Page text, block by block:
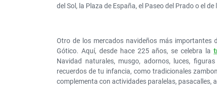
del Sol, la Plaza de España, el Paseo del Prado o el de
Otro de los mercados navideños más importantes
Gótico. Aquí, desde hace 225 años, se celebra la
Navidad naturales, musgo, adornos, luces,
recuerdos de tu infancia, como tradicionales
complementa con actividades paralelas, pasacalles,